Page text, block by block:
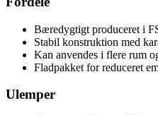
Bæredygtigt produceret i
Stabil konstruktion med
Kan anvendes i flere rum
Fladpakket for reduceret
Ulemper